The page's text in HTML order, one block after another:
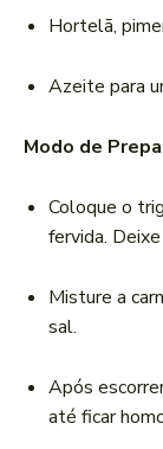
Hortelã,
Azeite para
Modo de
Coloque o
fervida.
Misture a
sal.
Após
até ficar